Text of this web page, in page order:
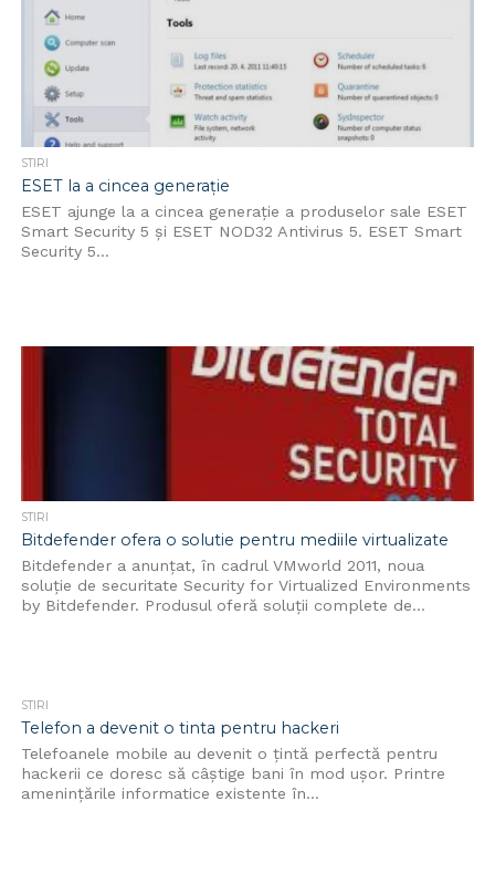
STIRI
ESET la a cincea generație
ESET ajunge la a cincea generație a produselor sale ESET
Smart Security 5 şi ESET NOD32 Antivirus 5. ESET Smart
Security 5...
STIRI
Bitdefender ofera o solutie pentru mediile virtualizate
Bitdefender a anunţat, în cadrul VMworld 2011, noua
soluţie de securitate Security for Virtualized Environments
by Bitdefender. Produsul oferă soluţii complete de...
STIRI
Telefon a devenit o tinta pentru hackeri
Telefoanele mobile au devenit o țintă perfectă pentru
hackerii ce doresc să câștige bani în mod ușor. Printre
amenințările informatice existente în...